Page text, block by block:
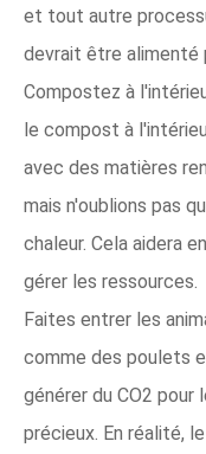
et tout autre
devrait être alimenté
Compostez à
le compost à
avec des matières
mais n'oublions pas
chaleur. Cela aidera
gérer les ressources.
Faites entrer les
comme des poulets
générer du CO2 pour
précieux. En réalité,